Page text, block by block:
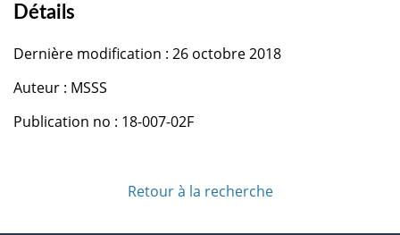
Détails
Dernière modification : 26 octobre 2018
Auteur : MSSS
Publication no : 18-007-02F
Retour à la recherche